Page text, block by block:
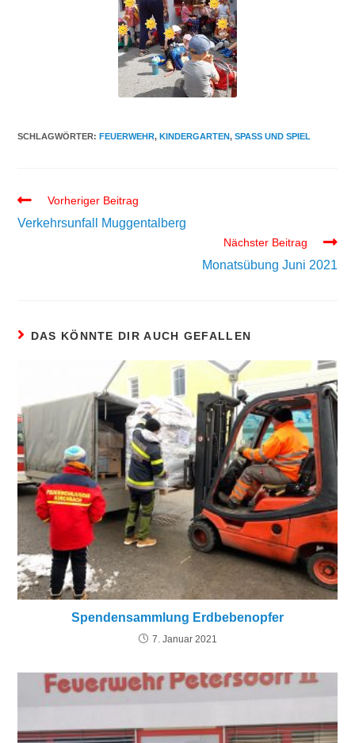
SCHLAGWÖRTER:FEUERWEHR, KINDERGARTEN, SPASS UND SPIEL
Vorheriger Beitrag
Verkehrsunfall Muggentalberg
Nächster Beitrag
Monatsübung Juni 2021
DAS KÖNNTE DIR AUCH GEFALLEN
Spendensammlung Erdbebenopfer
7. Januar 2021